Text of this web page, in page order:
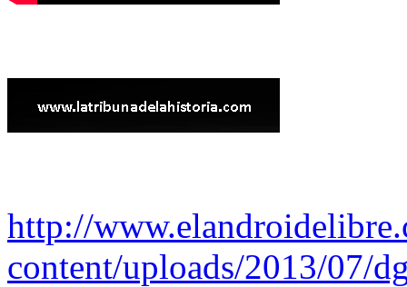
http://
content/uploads/2013/07/